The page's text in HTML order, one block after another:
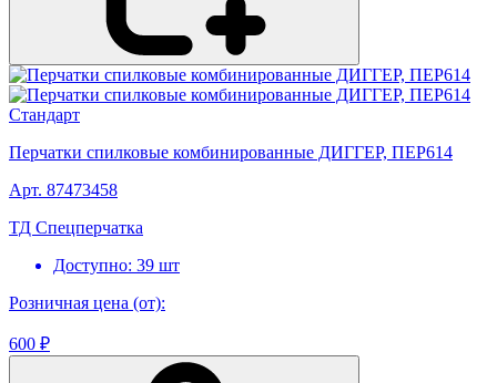
Стандарт
Перчатки спилковые комбинированные ДИГГЕР, ПЕР614
Арт. 87473458
ТД Спецперчатка
Доступно: 39 шт
Розничная цена (от):
600 ₽